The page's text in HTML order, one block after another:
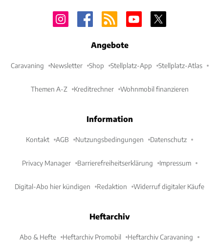
Angebote
Caravaning Newsletter Shop Stellplatz-App Stellplatz-Atlas
Themen A-Z Kreditrechner Wohnmobil finanzieren
Information
Kontakt AGB Nutzungsbedingungen Datenschutz
Privacy Manager Barrierefreiheitserklärung Impressum
Digital-Abo hier kündigen Redaktion Widerruf digitaler Käufe
Heftarchiv
Abo & Hefte Heftarchiv Promobil Heftarchiv Caravaning